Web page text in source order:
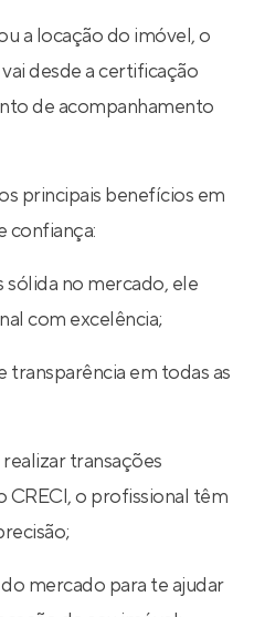
a locação do imóvel, o
desde a certificação
de acompanhamento
principais benefícios em
confiança:
sólida no mercado, ele
com excelência;
transparência em todas as
transações
CRECI, o profissional têm
mercado para te ajudar